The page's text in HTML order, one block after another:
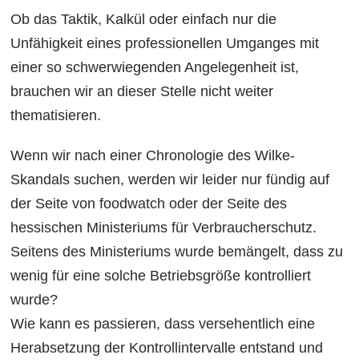
Ob das Taktik, Kalkül oder einfach nur die
Unfähigkeit eines professionellen Umganges mit
einer so schwerwiegenden Angelegenheit ist,
brauchen wir an dieser Stelle nicht weiter
thematisieren.
Wenn wir nach einer Chronologie des Wilke-
Skandals suchen, werden wir leider nur fündig auf
der Seite von foodwatch oder der Seite des
hessischen Ministeriums für Verbraucherschutz.
Seitens des Ministeriums wurde bemängelt, dass zu
wenig für eine solche Betriebsgröße kontrolliert
wurde?
Wie kann es passieren, dass versehentlich eine
Herabsetzung der Kontrollintervalle entstand und